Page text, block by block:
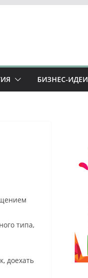
БИЗНЕС-ИДЕИ
типа,
доехать